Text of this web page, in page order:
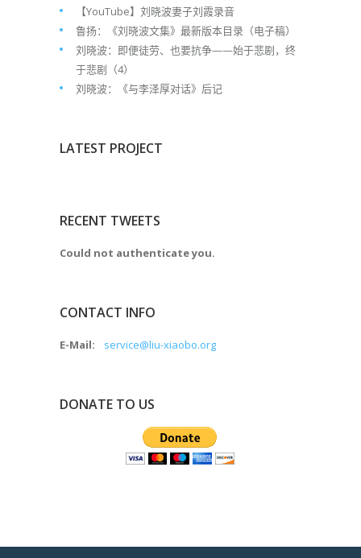
【YouTube】刘晓波妻子刘霞录音
鲁扬：《刘晓波文集》最新版本目录（电子稿）
刘晓波：即便徒劳、也要抗争——始于悲剧，终
于悲剧（4）
刘晓波：《与李泽厚对话》后记
LATEST PROJECT
RECENT TWEETS
Could not authenticate you.
CONTACT INFO
E-Mail: service@liu-xiaobo.org
DONATE TO US